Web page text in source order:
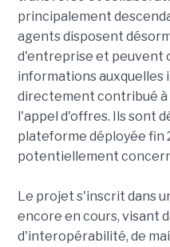
principalement
agents disposent
d'entreprise et peuvent
informations auxquelles
directement contribué
l'appel d'offres. Ils sont
plateforme déployée fin
potentiellement
Le projet s'inscrit dans
encore en cours, visant
d'interopérabilité, de